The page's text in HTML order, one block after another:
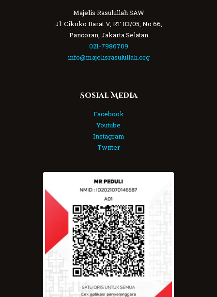
Majelis Rasulullah SAW
Jl. Cikoko Barat V, RT 03/05, No 66,
Pancoran, Jakarta Selatan
021-7986709
info@majelisrasulullah.org
Sosial Media
Facebook
Youtube
Instagram
Twitter